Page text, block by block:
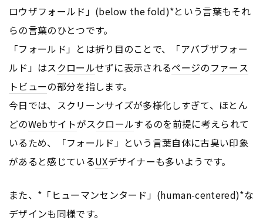
ロウザフォールド」(below the fold)*という言葉もそれ
らの言葉のひとつです。
「フォールド」とは折り目のことで、「アバブザフォー
ルド」はスクロールせずに表示されるページのファース
トビューの部分を指します。
今日では、スクリーンサイズが多様化しすぎて、ほとん
どのWebサイトがスクロールするのを前提に考えられて
いるため、「フォールド」という言葉自体に古臭い印象
があると感じているUXデザイナーも多いようです。
また、*「ヒューマンセンタード」(human-centered)*な
デザインも同様です。